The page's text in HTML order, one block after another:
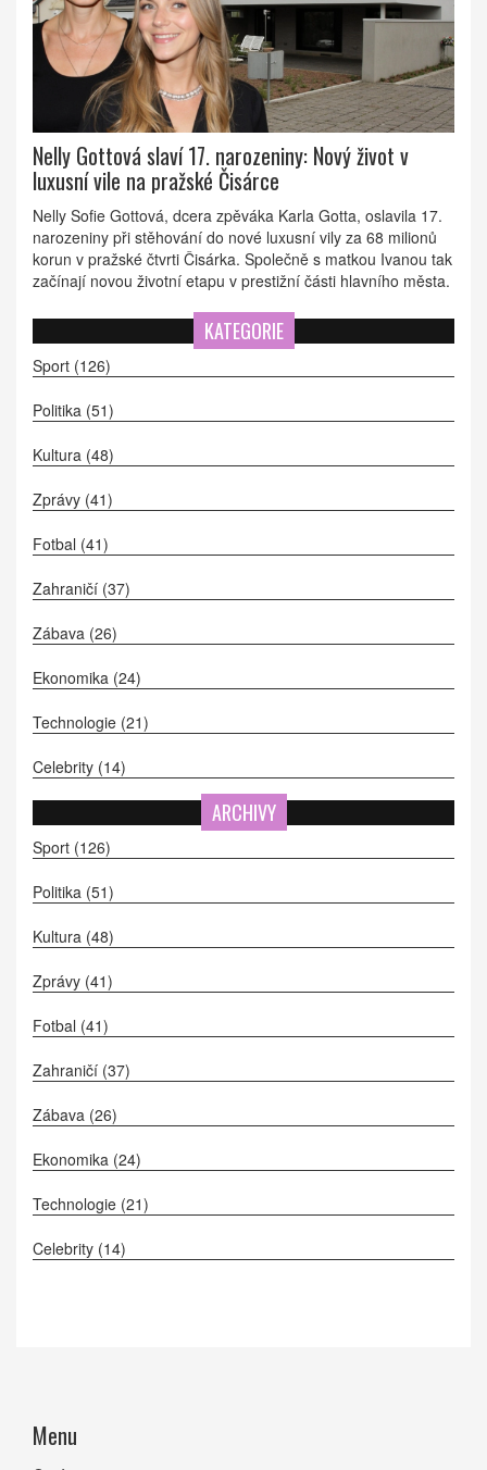
Nelly Gottová slaví 17. narozeniny: Nový život v
luxusní vile na pražské Čisárce
Nelly Sofie Gottová, dcera zpěváka Karla Gotta, oslavila 17.
narozeniny při stěhování do nové luxusní vily za 68 milionů
korun v pražské čtvrti Čisárka. Společně s matkou Ivanou tak
začínají novou životní etapu v prestižní části hlavního města.
KATEGORIE
Sport (126)
Politika (51)
Kultura (48)
Zprávy (41)
Fotbal (41)
Zahraničí (37)
Zábava (26)
Ekonomika (24)
Technologie (21)
Celebrity (14)
ARCHIVY
Sport (126)
Politika (51)
Kultura (48)
Zprávy (41)
Fotbal (41)
Zahraničí (37)
Zábava (26)
Ekonomika (24)
Technologie (21)
Celebrity (14)
Menu